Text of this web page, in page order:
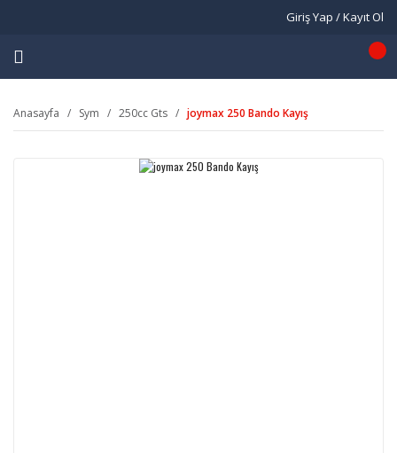
Giriş Yap / Kayıt Ol
Anasayfa Sym 250cc Gts joymax 250 Bando Kayış